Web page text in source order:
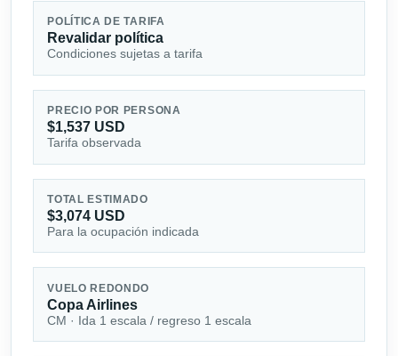
POLÍTICA DE TARIFA
Revalidar política
Condiciones sujetas a tarifa
PRECIO POR PERSONA
$1,537 USD
Tarifa observada
TOTAL ESTIMADO
$3,074 USD
Para la ocupación indicada
VUELO REDONDO
Copa Airlines
CM · Ida 1 escala / regreso 1 escala